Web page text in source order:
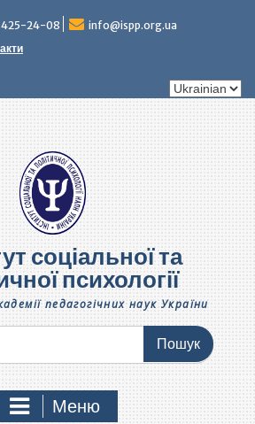
24-08
info@ispp.org.ua
Вибрати
соціальної та
психології
педагогічних наук України
Меню